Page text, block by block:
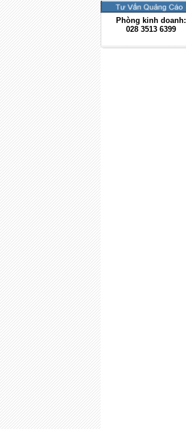
Phòng kinh doanh:
028 3513 6399